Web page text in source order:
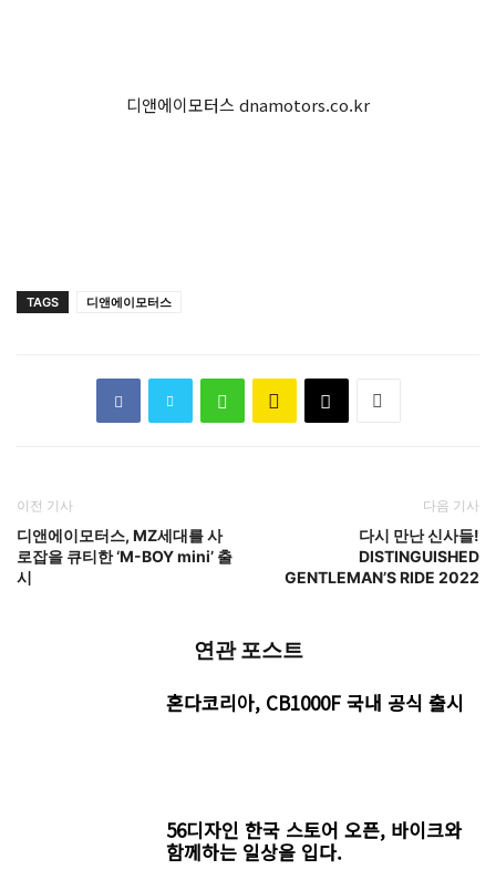
디앤에이모터스 dnamotors.co.kr
TAGS 디앤에이모터스
이전 기사
디앤에이모터스, MZ세대를 사
로잡을 큐티한 ‘M-BOY mini’ 출
시
다음 기사
다시 만난 신사들!
DISTINGUISHED
GENTLEMAN’S RIDE 2022
연관 포스트
혼다코리아, CB1000F 국내 공식 출시
56디자인 한국 스토어 오픈, 바이크와
함께하는 일상을 입다.